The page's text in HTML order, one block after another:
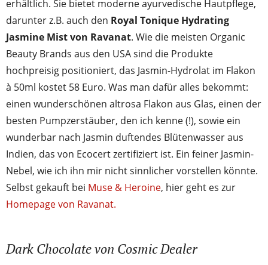
erhältlich. Sie bietet moderne ayurvedische Hautpflege,
darunter z.B. auch den Royal Tonique Hydrating
Jasmine Mist von Ravanat. Wie die meisten Organic
Beauty Brands aus den USA sind die Produkte
hochpreisig positioniert, das Jasmin-Hydrolat im Flakon
à 50ml kostet 58 Euro. Was man dafür alles bekommt:
einen wunderschönen altrosa Flakon aus Glas, einen der
besten Pumpzerstäuber, den ich kenne (!), sowie ein
wunderbar nach Jasmin duftendes Blütenwasser aus
Indien, das von Ecocert zertifiziert ist. Ein feiner Jasmin-
Nebel, wie ich ihn mir nicht sinnlicher vorstellen könnte.
Selbst gekauft bei Muse & Heroine, hier geht es zur
Homepage von Ravanat.
Dark Chocolate von Cosmic Dealer